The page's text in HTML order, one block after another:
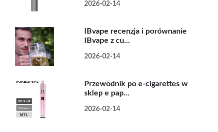
2026-02-14
IBvape recenzja i porównanie
IBvape z cu...
2026-02-14
Przewodnik po e-cigarettes w
sklep e pap...
2026-02-14